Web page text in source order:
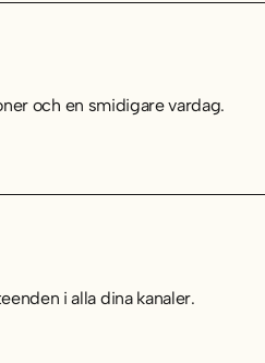
och en smidigare vardag.
i alla dina kanaler.